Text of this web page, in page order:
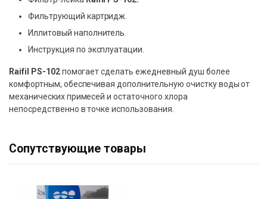
Фильтрующий картридж.
Иллитовый наполнитель.
Инструкция по эксплуатации.
Raifil PS-102помогает сделать ежедневный душ более
комфортным, обеспечивая дополнительную очистку воды от
механических примесей и остаточного хлора
непосредственно в точке использования.
Сопутствующие товары